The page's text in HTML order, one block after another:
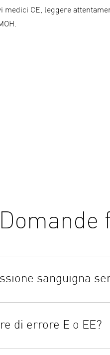
medici CE, leggere
Domande
sanguigna
le attività svolte di
risultati di
di errore E o EE?